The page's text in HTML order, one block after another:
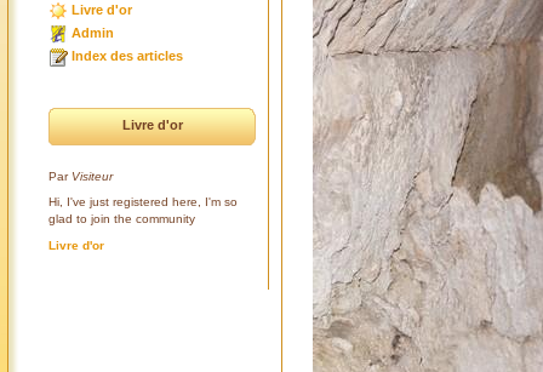
Livre d'or
Admin
Index des articles
Livre d'or
Par Visiteur
Hi, I've just registered here, I'm so
glad to join the community
Livre d'or